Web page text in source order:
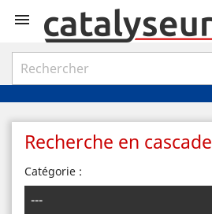

Recherche en cascade
Catégorie :